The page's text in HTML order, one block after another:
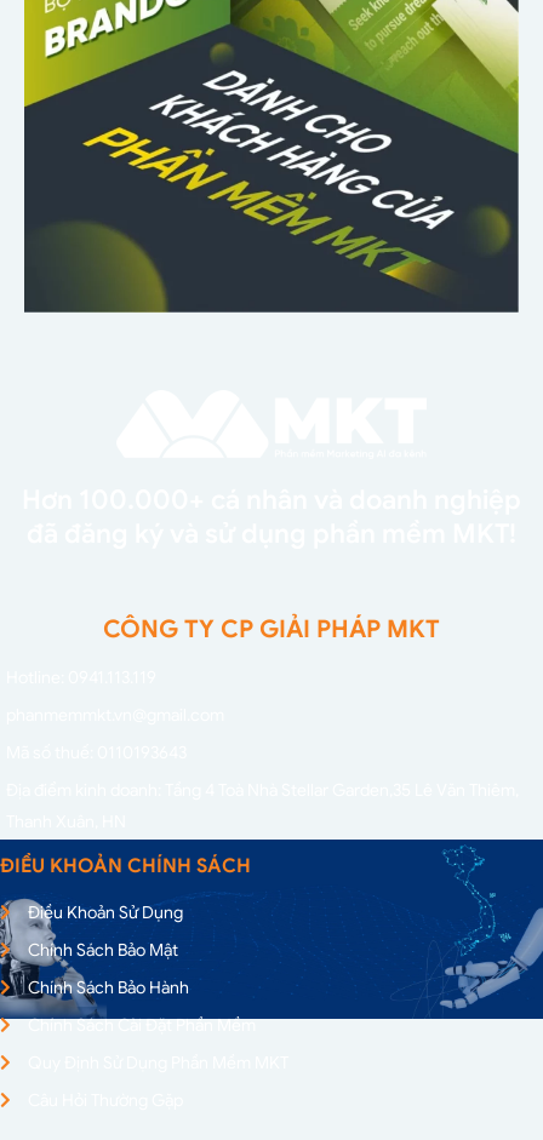
CÔNG TY CP GIẢI PHÁP MKT
ĐIỀU KHOẢN CHÍNH SÁCH
Điều Khoản Sử Dụng
Chính Sách Bảo Mật
Chính Sách Bảo Hành
Chính Sách Cài Đặt Phần Mềm